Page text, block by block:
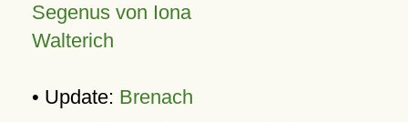
Segenus von Iona
Walterich
• Update: Brenach